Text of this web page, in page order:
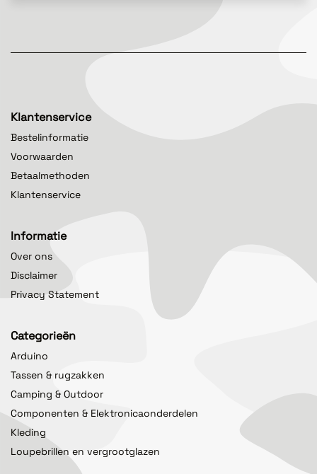
Klantenservice
Bestelinformatie
Voorwaarden
Betaalmethoden
Klantenservice
Informatie
Over ons
Disclaimer
Privacy Statement
Categorieën
Arduino
Tassen & rugzakken
Camping & Outdoor
Componenten & Elektronicaonderdelen
Kleding
Loupebrillen en vergrootglazen